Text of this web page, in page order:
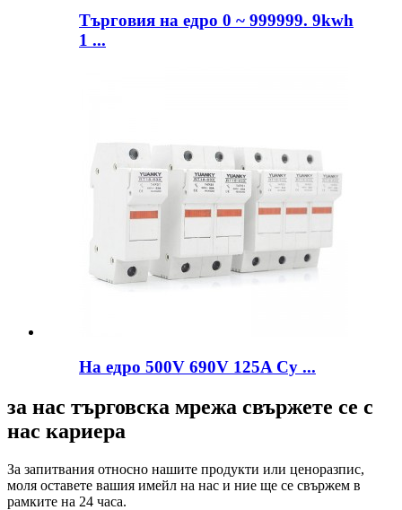
Търговия на едро 0 ~ 999999. 9kwh
1 ...
На едро 500V 690V 125A Cy ...
за нас търговска мрежа свържете се с
нас кариера
За запитвания относно нашите продукти или ценоразпис,
моля оставете вашия имейл на нас и ние ще се свържем в
рамките на 24 часа.